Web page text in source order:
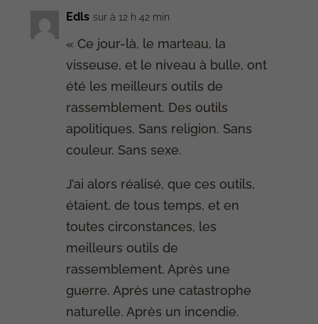
Edls sur à 12 h 42 min
« Ce jour-là, le marteau, la
visseuse, et le niveau à bulle, ont
été les meilleurs outils de
rassemblement. Des outils
apolitiques. Sans religion. Sans
couleur. Sans sexe.
J’ai alors réalisé, que ces outils,
étaient, de tous temps, et en
toutes circonstances, les
meilleurs outils de
rassemblement. Après une
guerre. Après une catastrophe
naturelle. Après un incendie.